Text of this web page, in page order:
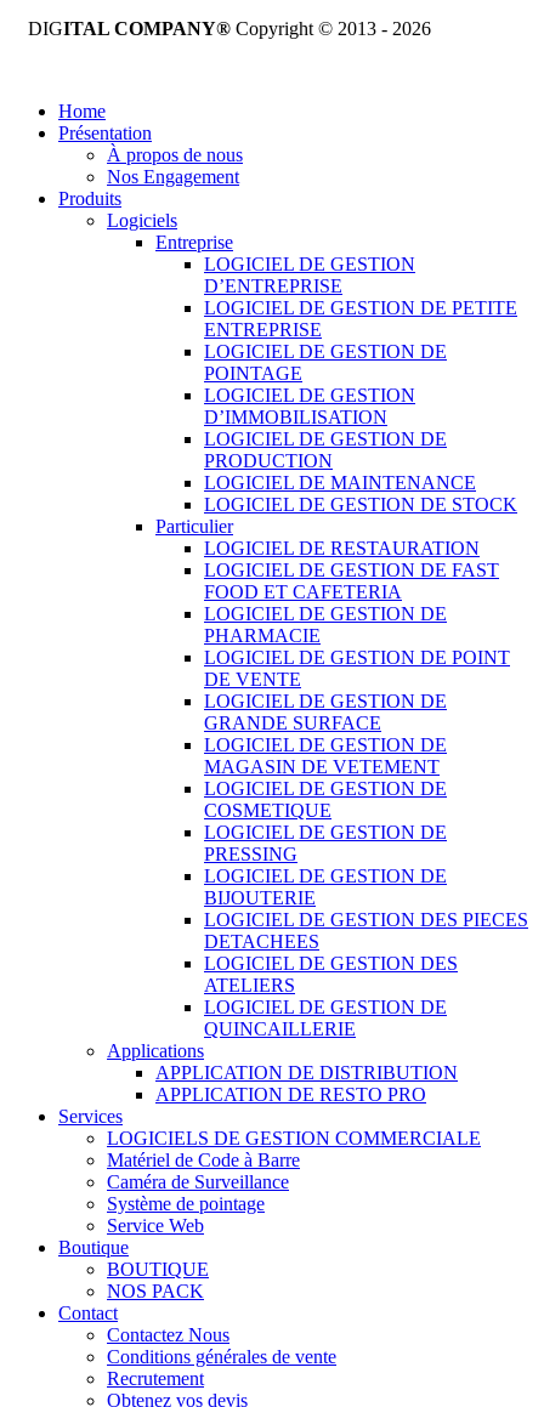
DIGITAL COMPANY® Copyright © 2013 - 2026
Home
Présentation
À propos de nous
Nos Engagement
Produits
Logiciels
Entreprise
LOGICIEL DE GESTION
D’ENTREPRISE
LOGICIEL DE GESTION DE PETITE
ENTREPRISE
LOGICIEL DE GESTION DE
POINTAGE
LOGICIEL DE GESTION
D’IMMOBILISATION
LOGICIEL DE GESTION DE
PRODUCTION
LOGICIEL DE MAINTENANCE
LOGICIEL DE GESTION DE STOCK
Particulier
LOGICIEL DE RESTAURATION
LOGICIEL DE GESTION DE FAST
FOOD ET CAFETERIA
LOGICIEL DE GESTION DE
PHARMACIE
LOGICIEL DE GESTION DE POINT
DE VENTE
LOGICIEL DE GESTION DE
GRANDE SURFACE
LOGICIEL DE GESTION DE
MAGASIN DE VETEMENT
LOGICIEL DE GESTION DE
COSMETIQUE
LOGICIEL DE GESTION DE
PRESSING
LOGICIEL DE GESTION DE
BIJOUTERIE
LOGICIEL DE GESTION DES PIECES
DETACHEES
LOGICIEL DE GESTION DES
ATELIERS
LOGICIEL DE GESTION DE
QUINCAILLERIE
Applications
APPLICATION DE DISTRIBUTION
APPLICATION DE RESTO PRO
Services
LOGICIELS DE GESTION COMMERCIALE
Matériel de Code à Barre
Caméra de Surveillance
Système de pointage
Service Web
Boutique
BOUTIQUE
NOS PACK
Contact
Contactez Nous
Conditions générales de vente
Recrutement
Obtenez vos devis